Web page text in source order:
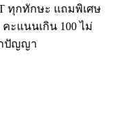
ทุกทักษะ แถมพิเศษ
ะแนนเกิน 100 ไม่
กปัญญา